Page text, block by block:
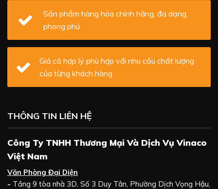
Sản phẩm hàng hóa chính hãng, đa dạng,
phong phú
Giá cả hợp lý phù hợp với nhu cầu chất lượng
của từng khách hàng
THÔNG TIN LIÊN HỆ
Công Ty TNHH Thương Mại Và Dịch Vụ Vinaco
Việt Nam
Văn Phòng Đại Diện
- Tầng 9 tòa nhà 3D, Số 3 Duy Tân, Phường Dịch Vọng Hậu,